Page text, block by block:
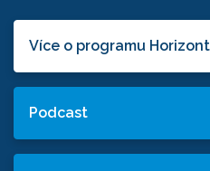
Více o programu
Podcast